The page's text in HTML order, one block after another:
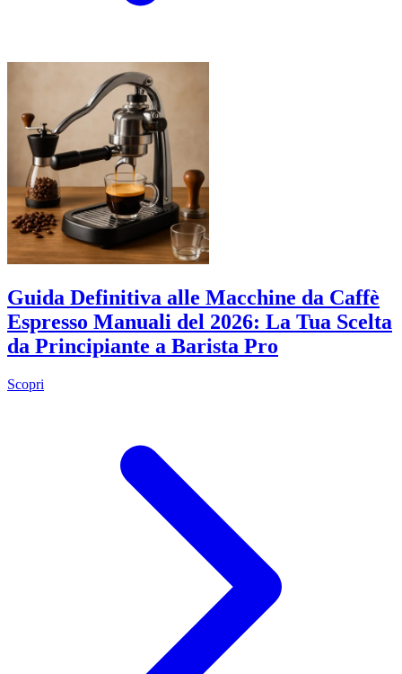
Guida Definitiva alle Macchine da Caffè
Espresso Manuali del 2026: La Tua Scelta
da Principiante a Barista Pro
Scopri